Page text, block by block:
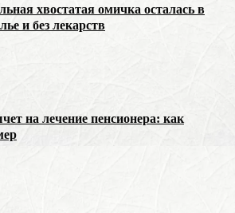
хвостатая омичка осталась в
и без лекарств
на лечение пенсионера: как